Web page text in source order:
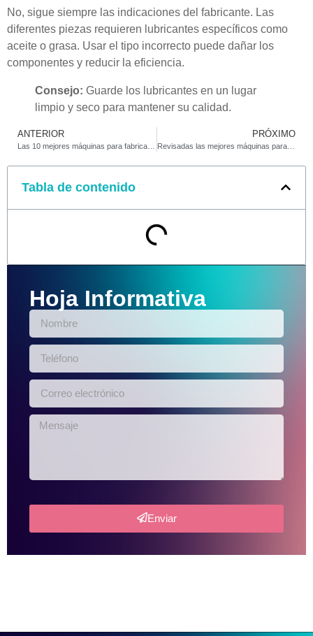
No, sigue siempre las indicaciones del fabricante. Las
diferentes piezas requieren lubricantes específicos como
aceite o grasa. Usar el tipo incorrecto puede dañar los
componentes y reducir la eficiencia.
Consejo: Guarde los lubricantes en un lugar
limpio y seco para mantener su calidad.
ANTERIOR PRÓXIMO
Revisadas las mejores máquinas para fabricar encendedores de 2025
Tabla de contenido
Hoja Informativa
Enviar